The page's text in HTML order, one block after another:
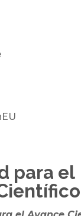
para el